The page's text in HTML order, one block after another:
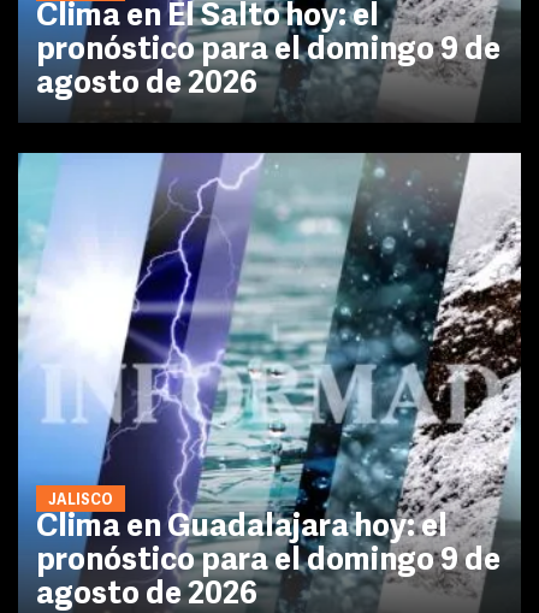
Clima en El Salto hoy: el
pronóstico para el domingo 9 de
agosto de 2026
JALISCO
Clima en Guadalajara hoy: el
pronóstico para el domingo 9 de
agosto de 2026